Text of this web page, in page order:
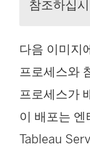
링
가
새
창
에
서
참조하십
다음 이미지
프로세스와
프로세스가
이 배포는
Tableau